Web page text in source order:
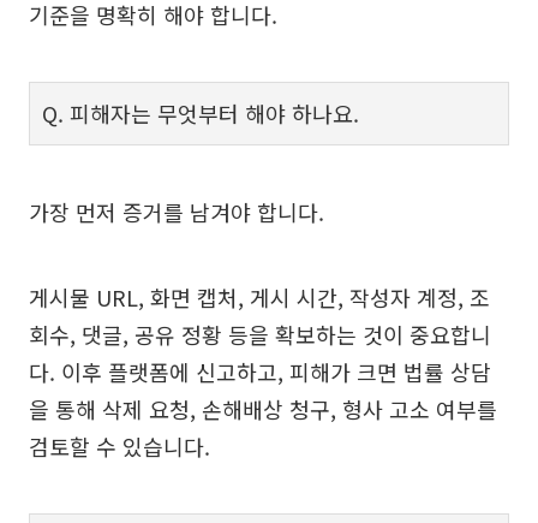
기준을 명확히 해야 합니다.
Q. 피해자는 무엇부터 해야 하나요.
가장 먼저 증거를 남겨야 합니다.
게시물 URL, 화면 캡처, 게시 시간, 작성자 계정, 조
회수, 댓글, 공유 정황 등을 확보하는 것이 중요합니
다. 이후 플랫폼에 신고하고, 피해가 크면 법률 상담
을 통해 삭제 요청, 손해배상 청구, 형사 고소 여부를
검토할 수 있습니다.